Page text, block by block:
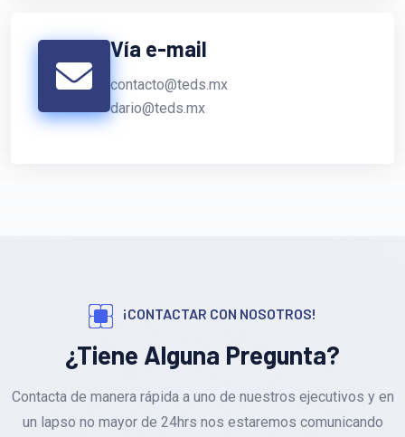
Vía e-mail
contacto@teds.mx
dario@teds.mx
¡CONTACTAR CON NOSOTROS!
¿Tiene Alguna Pregunta?
Contacta de manera rápida a uno de nuestros ejecutivos y en
un lapso no mayor de 24hrs nos estaremos comunicando